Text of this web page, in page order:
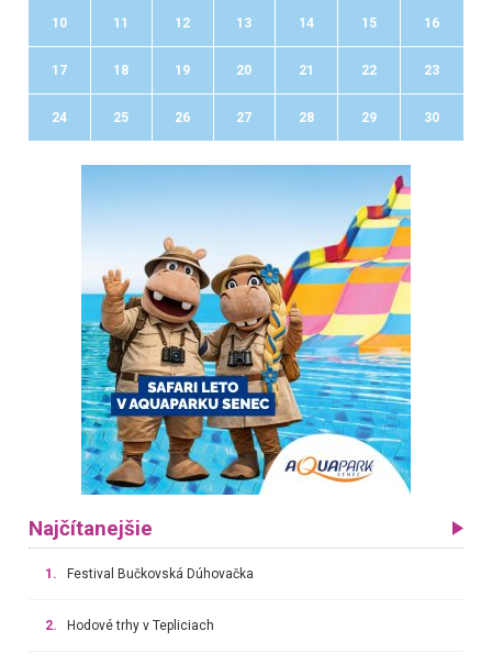
10 11 12 13 14 15 16
17 18 19 20 21 22 23
24 25 26 27 28 29 30
Najčítanejšie
1. Festival Bučkovská Dúhovačka
2. Hodové trhy v Tepliciach